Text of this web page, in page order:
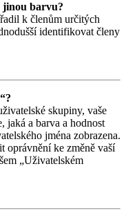
jinou barvu?
k členům určitých
identifikovat členy
skupiny, vaše
jaká a barva a hodnost
jména zobrazena.
oprávnění ke změně vaší
„Uživatelském